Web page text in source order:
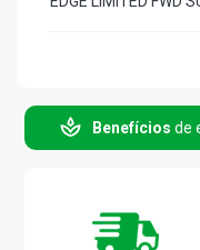
Benefícios de